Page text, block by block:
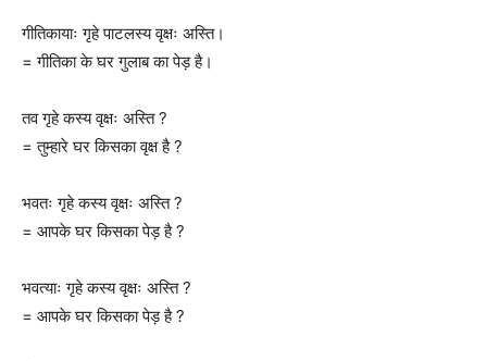
गीतिकायाः गृहे पाटलस्य वृक्षः अस्ति।
= गीतिका के घर गुलाब का पेड़ है।
तव गृहे कस्य वृक्षः अस्ति ?
= तुम्हारे घर किसका वृक्ष है ?
भवतः गृहे कस्य वृक्षः अस्ति ?
= आपके घर किसका पेड़ है ?
भवत्याः गृहे कस्य वृक्षः अस्ति ?
= आपके घर किसका पेड़ है ?